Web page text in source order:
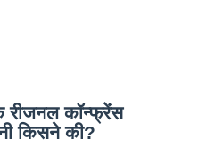
रीजनल कॉन्फ्रेंस
किसने की?